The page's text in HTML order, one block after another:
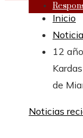
Inicio
12
de
Noticias